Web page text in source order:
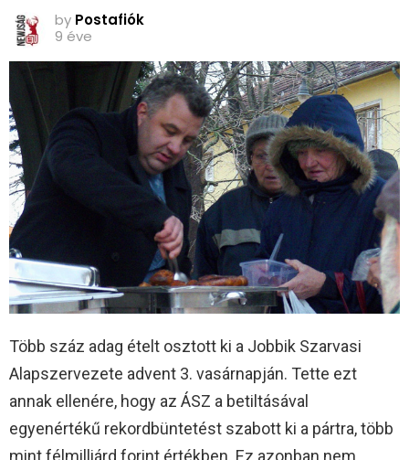
by Postafiók
9 éve
Több száz adag ételt osztott ki a Jobbik Szarvasi
Alapszervezete advent 3. vasárnapján. Tette ezt
annak ellenére, hogy az ÁSZ a betiltásával
egyenértékű rekordbüntetést szabott ki a pártra, több
mint félmilliárd forint értékben. Ez azonban nem